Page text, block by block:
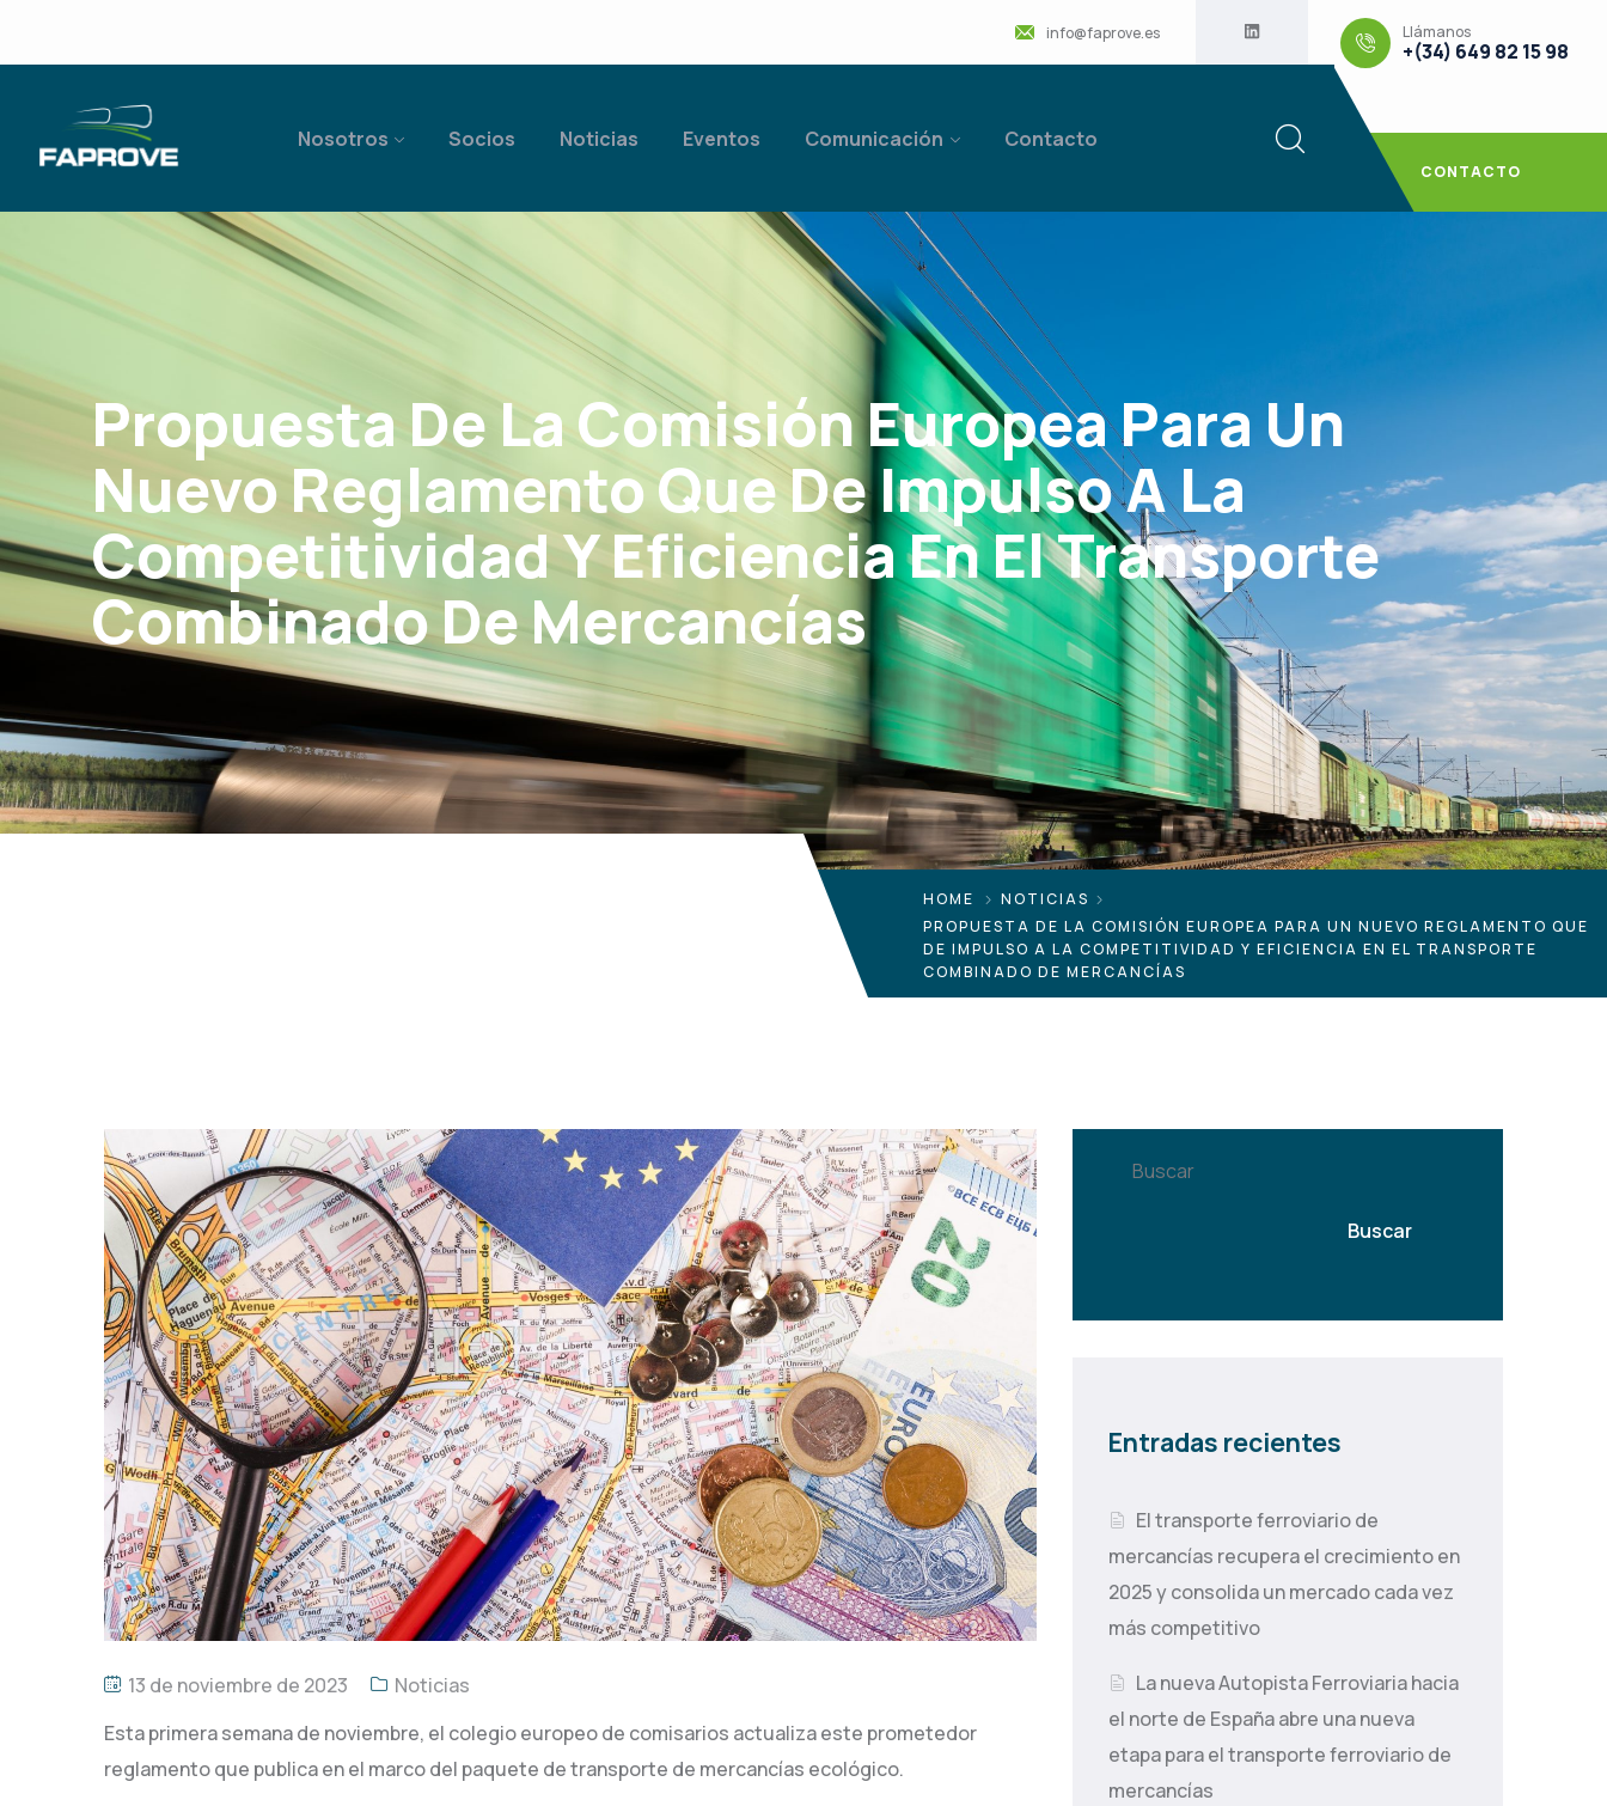
info@faprove.es Llámanos
+(34) 649 82 15 98
Nosotros Socios Noticias Eventos Comunicación Contacto
CONTACTO
Propuesta De La Comisión Europea Para Un
Nuevo Reglamento Que De Impulso A La
Competitividad Y Eficiencia En El Transporte
Combinado De Mercancías
HOME
NOTICIAS
PROPUESTA DE LA COMISIÓN EUROPEA PARA UN NUEVO REGLAMENTO QUE
DE IMPULSO A LA COMPETITIVIDAD Y EFICIENCIA EN EL TRANSPORTE
COMBINADO DE MERCANCÍAS
13 de noviembre de 2023
Noticias
Esta primera semana de noviembre, el colegio europeo de comisarios actualiza este prometedor
reglamento que publica en el marco del paquete de transporte de mercancías ecológico.
Buscar
Buscar
Entradas recientes
El transporte ferroviario de
mercancías recupera el crecimiento en
2025 y consolida un mercado cada vez
más competitivo
La nueva Autopista Ferroviaria hacia
el norte de España abre una nueva
etapa para el transporte ferroviario de
mercancías